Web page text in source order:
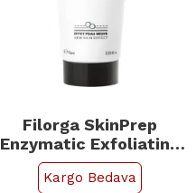
Filorga SkinPrep
Enzymatic Exfoliating
Cream - Peeling Krem
75ml
Kargo Bedava